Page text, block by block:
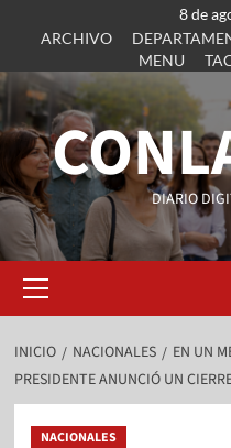
8 de
ARCHIVO
MENU
DIARIO
INICIO NACIONALES
EN UN
PRESIDENTE ANUNCIÓ UN
NACIONALES